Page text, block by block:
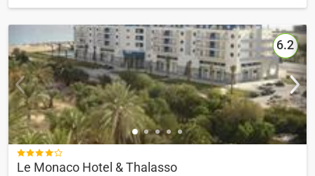
6.2

Le Monaco Hotel & Thalasso